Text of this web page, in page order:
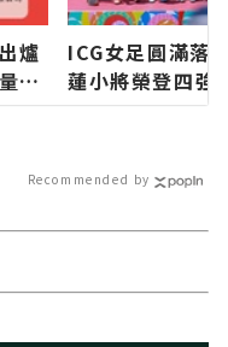
爐
能
－
地
ICG女足圓滿落
蓮小將榮登四
網站各類新聞－
Recommended by